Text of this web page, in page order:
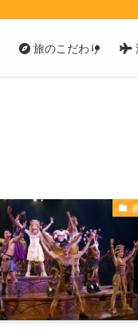
旅のこだわり